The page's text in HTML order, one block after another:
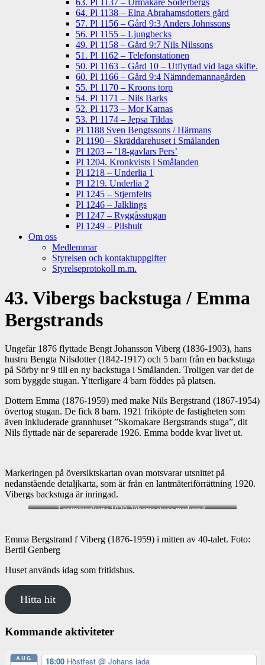
63. Pl 1137 – Urmakare Söderbergs
64. Pl 1138 – Elna Abrahamsdotters gård
57. Pl 1156 – Gård 9:3 Anders Johnssons
56. Pl 1155 – Ljungbecks
49. Pl 1158 – Gård 9:7 Nils Nilssons
51. Pl 1162 – Telefonstationen
50. Pl 1163 – Gård 10 – Utflyttad vid laga skifte.
60. Pl 1166 – Gård 9:4 Nämndemannagården
55. Pl 1170 – Kroons torp
54. Pl 1171 – Nils Barks
52. Pl 1173 – Mor Karnas
53. Pl 1174 – Jepsa Tildas
Pl 1188 Sven Bengtssons / Härmans
Pl 1190 – Skräddarehuset i Smålanden
Pl 1203 – ’18-gavlars Pers’
Pl 1204. Kronkvists i Smålanden
Pl 1218 – Underlia 1
Pl 1219. Underlia 2
Pl 1245 – Stjernfelts
Pl 1246 – Jalklings
Pl 1247 – Ryggåsstugan
Pl 1249 – Pilshult
Om oss
Medlemmar
Styrelsen och kontaktuppgifter
Styrelseprotokoll m.m.
43. Vibergs backstuga / Emma
Bergstrands
Ungefär 1876 flyttade Bengt Johansson Viberg (1836-1903), hans
hustru Bengta Nilsdotter (1842-1917) och 5 barn från en backstuga
på Sörby nr 9 till en ny backstuga i Smålanden. Troligen var det de
som byggde stugan. Ytterligare 4 barn föddes på platsen.
Dottern Emma (1876-1959) med make Nils Bergstrand (1867-1954)
övertog stugan. De fick 8 barn. 1921 friköpte de fastigheten som
även inkluderade grannhuset ”Skomakare Bergstrands stuga”, dit
Nils flyttade när de separerade 1926. Emma bodde kvar livet ut.
Markeringen på översiktskartan ovan motsvarar utsnittet på
nedanstående detaljkarta, som är från en lantmäteriförrättning 1920.
Vibergs backstuga är inringad.
Lantmäterikarta 1920. Vibergs stuga markerad.
Emma Bergstrand f Viberg (1876-1959) i mitten av 40-talet. Foto:
Bertil Genberg
Huset används idag som fritidshus.
Hitta hit
Kommande aktiviteter
AUG 18:00 Höstfest @ Johans lada